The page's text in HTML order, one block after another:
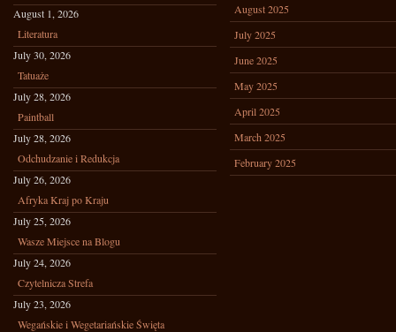
August 1, 2026
Literatura
July 30, 2026
Tatuaże
July 28, 2026
Paintball
July 28, 2026
Odchudzanie i Redukcja
July 26, 2026
Afryka Kraj po Kraju
July 25, 2026
Wasze Miejsce na Blogu
July 24, 2026
Czytelnicza Strefa
July 23, 2026
Wegańskie i Wegetariańskie Święta
August 2025
July 2025
June 2025
May 2025
April 2025
March 2025
February 2025